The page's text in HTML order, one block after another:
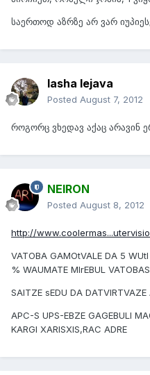
საერთოდ აზრზე არ ვარ
lasha lejava
Posted August 7, 2012
როგორც ვხედავ აქაც არავინ
NEIRON
Posted August 8, 2012
http://
VATOBA GAMOtVALE DA 5
% WAUMATE MIrEBUL VATOBAS
SAITZE sEDU DA
APC-S UPS-EBZE GAGEBULI
KARGI XARISXIS,RAC ADRE